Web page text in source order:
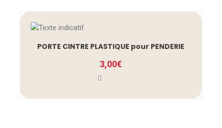
PORTE CINTRE PLASTIQUE pour PENDERIE
3,00€